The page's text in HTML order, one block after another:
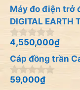
5
g
o
à
i
5
Máy đo điện trở
DIGITAL EARTH
0
g
o
à
4,550,000₫
Cáp đồng trần
0
59,000₫